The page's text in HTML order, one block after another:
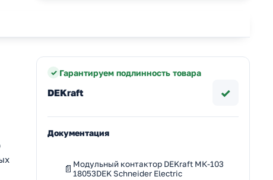
Гарантируем подлинность товара
DEKraft ✓
Документация
Модульный контактор DEKraft МК-103
18053DEK Schneider Electric